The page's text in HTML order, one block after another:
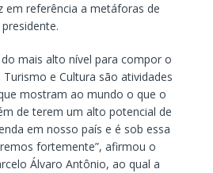
em referência a metáforas de
mais alto nível para compor o
e Cultura são atividades
mostram ao mundo o que o
de terem um alto potencial de
em nosso país e é sob essa
fortemente”, afirmou o
Álvaro Antônio, ao qual a